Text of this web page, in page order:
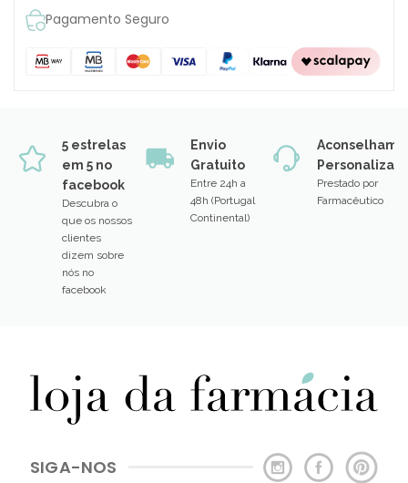
Pagamento Seguro
5 estrelas
em 5 no
facebook
Descubra o
que os nossos
clientes
dizem sobre
nós no
facebook
Envio
Gratuito
Entre 24h a
48h (Portugal
Continental)
Prestado por
Farmacêutico
SIGA-NOS